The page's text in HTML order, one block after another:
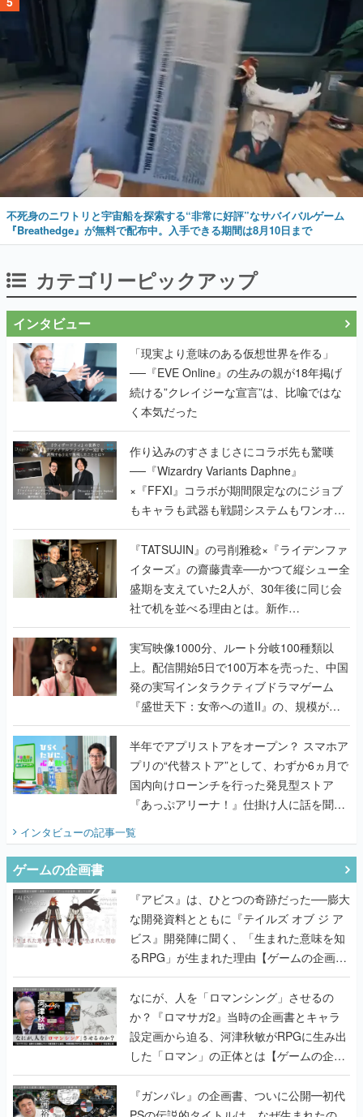
不死身のニワトリと宇宙船を探索する“非常に好評”なサバイバルゲーム
『Breathedge』が無料で配布中。入手できる期間は8月10日まで
カテゴリーピックアップ
インタビュー
「現実より意味のある仮想世界を作る」
──『EVE Online』の生みの親が18年掲げ
続ける”クレイジーな宣言”は、比喩ではな
く本気だった
作り込みのすさまじさにコラボ先も驚嘆
──『Wizardry Variants Daphne』
×『FFXI』コラボが期間限定なのにジョブ
もキャラも武器も戦闘システムもワンオフ
で作り込まれた理由を両ディレクターに聞
く
『TATSUJIN』の弓削雅稔×『ライデンファ
イターズ』の齋藤貴幸──かつて縦シュー全
盛期を支えていた2人が、30年後に同じ会
社で机を並べる理由とは。新作
『TATSUJIN EXTREME』で初タッグを組
んだレジェンド2人に訊く開発秘話
実写映像1000分、ルート分岐100種類以
上。配信開始5日で100万本を売った、中国
発の実写インタラクティブドラマゲーム
『盛世天下：女帝への道II』の、規模が違
うこだわりをプロデューサーに聞いた
半年でアプリストアをオープン？ スマホア
プリの“代替ストア”として、わずか6ヵ月で
国内向けローンチを行った発見型ストア
『あっぷアリーナ！』仕掛け人に話を聞い
インタビューの記事一覧
ゲームの企画書
『アビス』は、ひとつの奇跡だった──膨大
な開発資料とともに『テイルズ オブ ジ ア
ビス』開発陣に聞く、「生まれた意味を知
るRPG」が生まれた理由【ゲームの企画
書】
なにが、人を「ロマンシング」させるの
か？『ロマサガ2』当時の企画書とキャラ
設定画から迫る、河津秋敏がRPGに生み出
した「ロマン」の正体とは【ゲームの企画
書】
『ガンパレ』の企画書、ついに公開━初代